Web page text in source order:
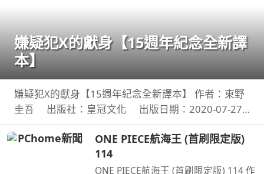
嫌疑犯X的獻身【15週年紀念全新譯
本】
嫌疑犯X的獻身【15週年紀念全新譯本】 作者：東野
圭吾 出版社：皇冠文化 出版日期：2020-07-27
00:00:00 有一種愛情，永遠不會說出「我愛妳」， 卻
比任何關係都更刻骨銘心…… 東野圭吾：在本格推理
ONE PIECE航海王 (首刷限定版)
114
ONE PIECE航海王 (首刷限定版) 114 作